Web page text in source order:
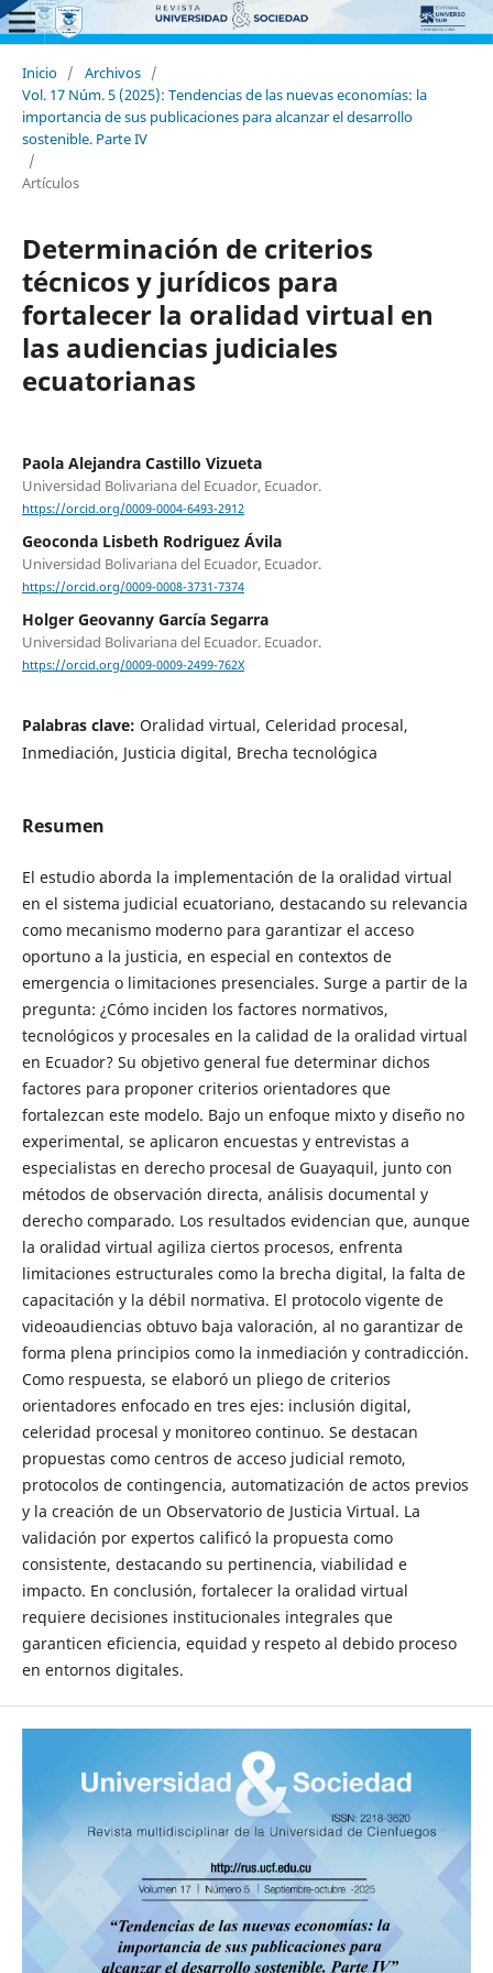
Inicio / Archivos /
Vol. 17 Núm. 5 (2025): Tendencias de las nuevas economías: la
importancia de sus publicaciones para alcanzar el desarrollo
sostenible. Parte IV
/
Artículos
Determinación de criterios
técnicos y jurídicos para
fortalecer la oralidad virtual en
las audiencias judiciales
ecuatorianas
Paola Alejandra Castillo Vizueta
Universidad Bolivariana del Ecuador, Ecuador.
https://orcid.org/0009-0004-6493-2912
Geoconda Lisbeth Rodriguez Ávila
Universidad Bolivariana del Ecuador, Ecuador.
https://orcid.org/0009-0008-3731-7374
Holger Geovanny García Segarra
Universidad Bolivariana del Ecuador. Ecuador.
https://orcid.org/0009-0009-2499-762X
Palabras clave: Oralidad virtual, Celeridad procesal,
Inmediación, Justicia digital, Brecha tecnológica
Resumen
El estudio aborda la implementación de la oralidad virtual
en el sistema judicial ecuatoriano, destacando su relevancia
como mecanismo moderno para garantizar el acceso
oportuno a la justicia, en especial en contextos de
emergencia o limitaciones presenciales. Surge a partir de la
pregunta: ¿Cómo inciden los factores normativos,
tecnológicos y procesales en la calidad de la oralidad virtual
en Ecuador? Su objetivo general fue determinar dichos
factores para proponer criterios orientadores que
fortalezcan este modelo. Bajo un enfoque mixto y diseño no
experimental, se aplicaron encuestas y entrevistas a
especialistas en derecho procesal de Guayaquil, junto con
métodos de observación directa, análisis documental y
derecho comparado. Los resultados evidencian que, aunque
la oralidad virtual agiliza ciertos procesos, enfrenta
limitaciones estructurales como la brecha digital, la falta de
capacitación y la débil normativa. El protocolo vigente de
videoaudiencias obtuvo baja valoración, al no garantizar de
forma plena principios como la inmediación y contradicción.
Como respuesta, se elaboró un pliego de criterios
orientadores enfocado en tres ejes: inclusión digital,
celeridad procesal y monitoreo continuo. Se destacan
propuestas como centros de acceso judicial remoto,
protocolos de contingencia, automatización de actos previos
y la creación de un Observatorio de Justicia Virtual. La
validación por expertos calificó la propuesta como
consistente, destacando su pertinencia, viabilidad e
impacto. En conclusión, fortalecer la oralidad virtual
requiere decisiones institucionales integrales que
garanticen eficiencia, equidad y respeto al debido proceso
en entornos digitales.